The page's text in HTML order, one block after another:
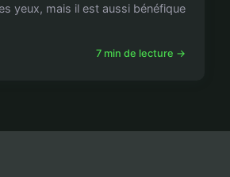
yeux, mais il est aussi bénéfique
7 min de lecture →